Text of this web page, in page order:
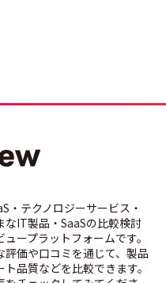
・テクノロジーサービス・
IT製品・SaaSの比較検討
ープラットフォームです。
価や口コミを通じて、製品
品質などを比較できます。